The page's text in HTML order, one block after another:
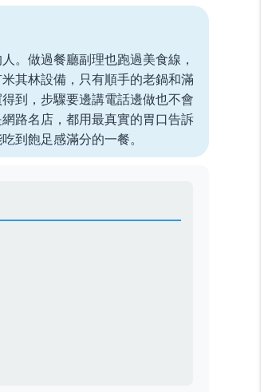
。做過餐廳副理也跑過美食線，
其林設備，只有順手的老鍋和滿
到，步驟要邊講電話邊做也不會
路名店，都用最真實的胃口告訴
到飽足感滿分的一餐。